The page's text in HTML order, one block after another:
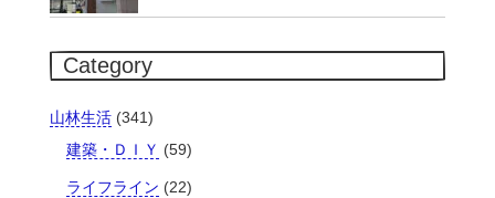
Category
山林生活(341)
建築・ＤＩＹ (59)
ライフライン (22)